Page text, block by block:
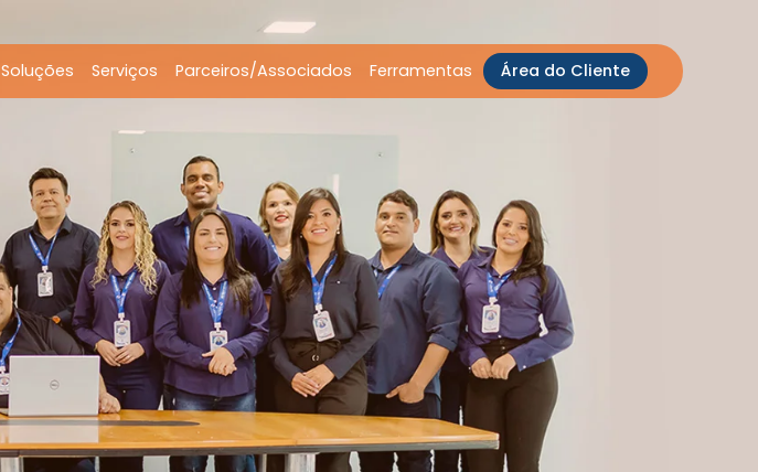
Soluções Serviços Parceiros/Associados Ferramentas Área do Cliente